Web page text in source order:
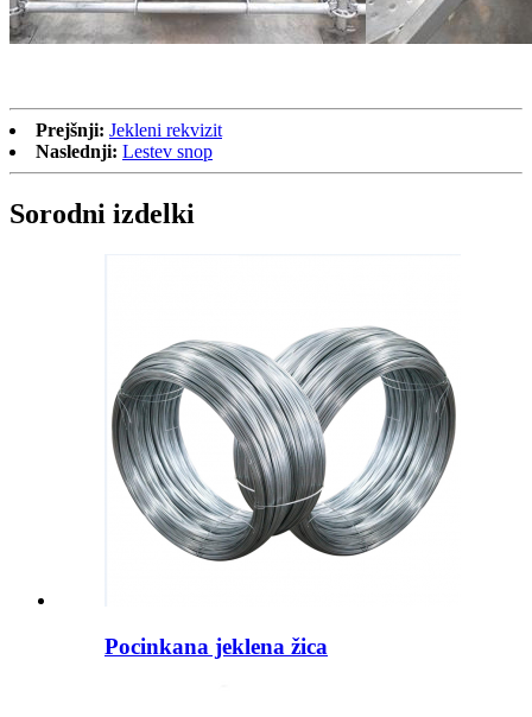
Prejšnji: Jekleni rekvizit
Naslednji: Lestev snop
Sorodni izdelki
Pocinkana jeklena žica